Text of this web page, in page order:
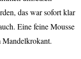
das war sofort klar
Eine feine Mousse
Mandelkrokant.